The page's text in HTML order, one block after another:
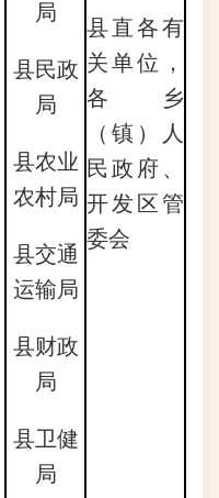
局
县民政
局
县农业
农村局
县交通
运输局
县财政
局
县卫健
局
县直各有
关单位，
各乡
（镇）人
民政府、
开发区管
委会